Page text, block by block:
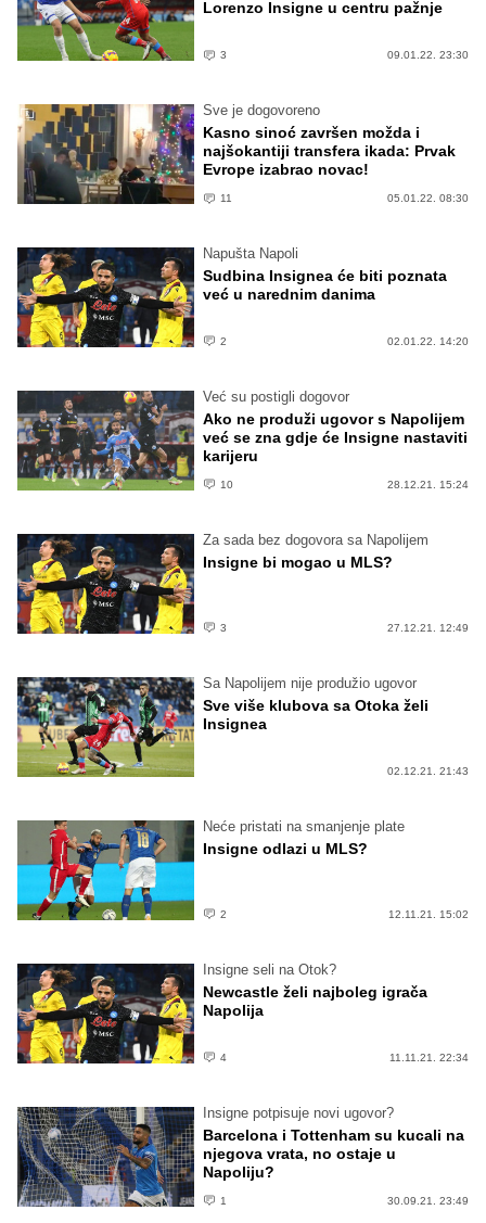
Lorenzo Insigne u centru pažnje
3 09.01.22. 23:30
Sve je dogovoreno
Kasno sinoć završen možda i
najšokantiji transfera ikada: Prvak
Evrope izabrao novac!
11 05.01.22. 08:30
Napušta Napoli
Sudbina Insignea će biti poznata
već u narednim danima
2 02.01.22. 14:20
Već su postigli dogovor
Ako ne produži ugovor s Napolijem
već se zna gdje će Insigne nastaviti
karijeru
10 28.12.21. 15:24
Za sada bez dogovora sa Napolijem
Insigne bi mogao u MLS?
3 27.12.21. 12:49
Sa Napolijem nije produžio ugovor
Sve više klubova sa Otoka želi
Insignea
02.12.21. 21:43
Neće pristati na smanjenje plate
Insigne odlazi u MLS?
2 12.11.21. 15:02
Insigne seli na Otok?
Newcastle želi najboleg igrača
Napolija
4 11.11.21. 22:34
Insigne potpisuje novi ugovor?
Barcelona i Tottenham su kucali na
njegova vrata, no ostaje u
Napoliju?
1 30.09.21. 23:49